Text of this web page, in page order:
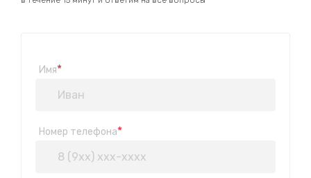
Имя*
Номер телефона*